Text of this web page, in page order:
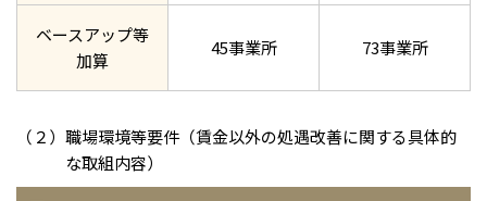
ベースアップ等
加算
45事業所 73事業所
（２）職場環境等要件（賃金以外の処遇改善に関する具体的
な取組内容）